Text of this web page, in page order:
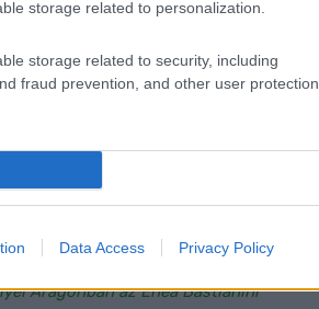
storage related to personalization.
storage related to security, including
fraud prevention, and other user protection.
Data Access Privacy Policy
számára hihetetlen volt ez az
pontos hátrányt 17 pontos előnnyé
előtt kértem egy találkozót,
tanácsuk. Majd megkezdődött a
Claudio Domenicalival is egy
hogy így sikerüljön a szezon
Aragónban az Enea Bastianini